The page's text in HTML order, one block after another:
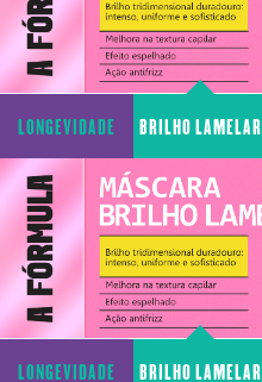
LONGEVIDADE
CAPILAR
BRILHO LAMELAR
LONGEVIDADE BRILHO LAMELAR